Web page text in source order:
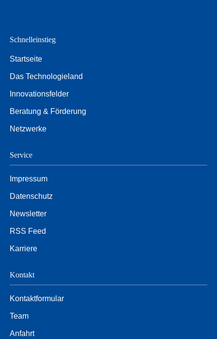
Schnelleinstieg
Startseite
Das Technologieland
Innovationsfelder
Beratung & Förderung
Netzwerke
Service
Impressum
Datenschutz
Newsletter
RSS Feed
Karriere
Kontakt
Kontaktformular
Team
Anfahrt